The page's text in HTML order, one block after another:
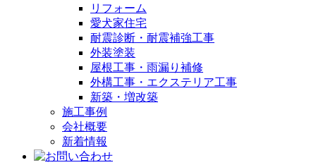
リフォーム
愛犬家住宅
耐震診断・耐震補強工事
外装塗装
屋根工事・雨漏り補修
外構工事・エクステリア工事
新築・増改築
施工事例
会社概要
新着情報